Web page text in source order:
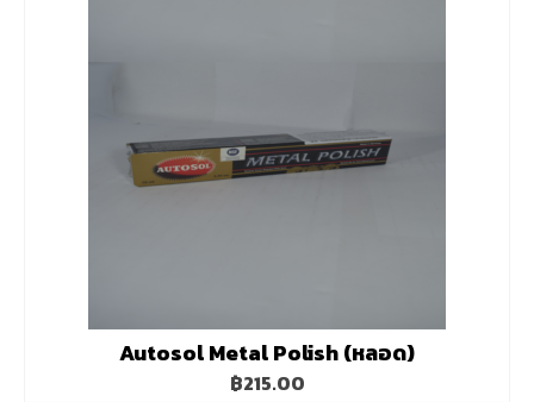
Autosol Metal Polish (หลอด)
฿215.00